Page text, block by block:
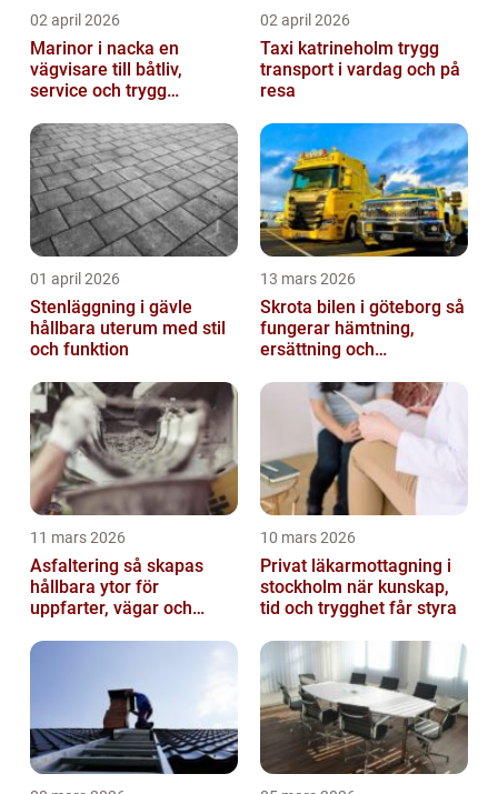
02 april 2026
Marinor i nacka en
vägvisare till båtliv,
service och trygg
02 april 2026
Taxi katrineholm trygg
transport i vardag och på
resa
01 april 2026
Stenläggning i gävle
hållbara uterum med stil
och funktion
13 mars 2026
Skrota bilen i göteborg så
fungerar hämtning,
ersättning och
11 mars 2026
Asfaltering så skapas
hållbara ytor för
uppfarter, vägar och
10 mars 2026
Privat läkarmottagning i
stockholm när kunskap,
tid och trygghet får styra